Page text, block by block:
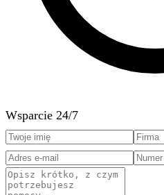
Wsparcie 24/7